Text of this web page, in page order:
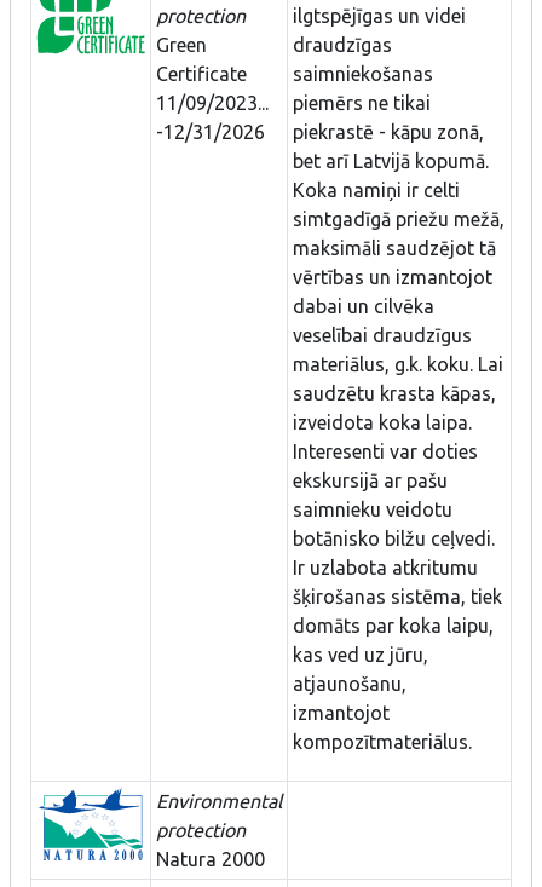
protection
Green
Certificate
11/09/2023...
-12/31/2026
ilgtspējīgas un videi
draudzīgas
saimniekošanas
piemērs ne tikai
piekrastē - kāpu zonā,
bet arī Latvijā kopumā.
Koka namiņi ir celti
simtgadīgā priežu mežā,
maksimāli saudzējot tā
vērtības un izmantojot
dabai un cilvēka
veselībai draudzīgus
materiālus, g.k. koku. Lai
saudzētu krasta kāpas,
izveidota koka laipa.
Interesenti var doties
ekskursijā ar pašu
saimnieku veidotu
botānisko bilžu ceļvedi.
Ir uzlabota atkritumu
šķirošanas sistēma, tiek
domāts par koka laipu,
kas ved uz jūru,
atjaunošanu,
izmantojot
kompozītmateriālus.
Environmental
protection
Natura 2000